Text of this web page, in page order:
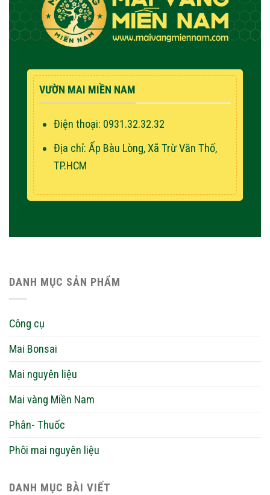
VƯỜN MAI MIỀN NAM
Điện thoại: 0931.32.32.32
Địa chỉ: Ấp Bàu Lòng, Xã Trừ Văn Thố,
TP.HCM
DANH MỤC SẢN PHẨM
Công cụ
Mai Bonsai
Mai nguyên liệu
Mai vàng Miền Nam
Phân- Thuốc
Phôi mai nguyên liệu
DANH MỤC BÀI VIẾT